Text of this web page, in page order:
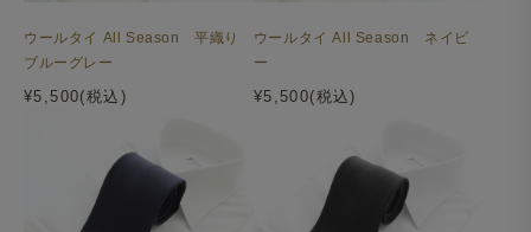
ウールタイ All Season 平織り
ブルーグレー
¥5,500(税込)
ウールタイ All Season ネイビ
ー
¥5,500(税込)